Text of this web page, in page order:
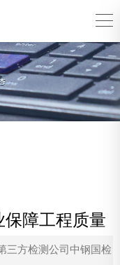
障工程质量
三方检测公司中钢国检